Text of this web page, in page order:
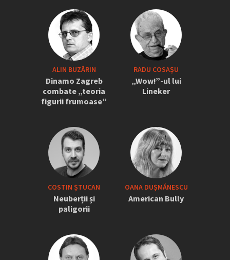
ALIN BUZĂRIN
Dinamo Zagreb
combate „teoria
figurii frumoase”
RADU COSAȘU
„Wow!”-ul lui
Lineker
COSTIN ȘTUCAN
Neuberții și
paligorii
OANA DUȘMĂNESCU
American Bully